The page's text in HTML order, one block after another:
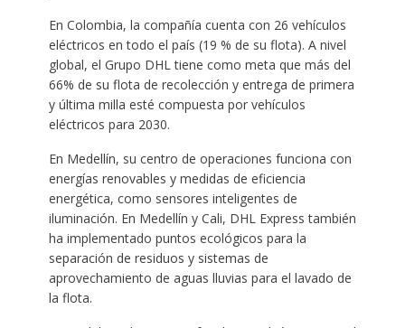
En Colombia, la compañía cuenta con 26 vehículos
eléctricos en todo el país (19 % de su flota). A nivel
global, el Grupo DHL tiene como meta que más del
66% de su flota de recolección y entrega de primera
y última milla esté compuesta por vehículos
eléctricos para 2030.
En Medellín, su centro de operaciones funciona con
energías renovables y medidas de eficiencia
energética, como sensores inteligentes de
iluminación. En Medellín y Cali, DHL Express también
ha implementado puntos ecológicos para la
separación de residuos y sistemas de
aprovechamiento de aguas lluvias para el lavado de
la flota.